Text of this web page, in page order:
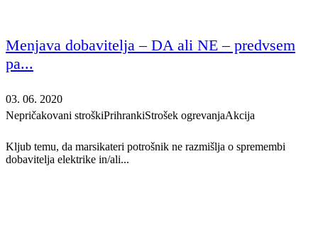
Menjava dobavitelja – DA ali NE – predvsem
pa...
03. 06. 2020
Nepričakovani stroškiPrihrankiStrošek ogrevanjaAkcija
Kljub temu, da marsikateri potrošnik ne razmišlja o spremembi
dobavitelja elektrike in/ali...